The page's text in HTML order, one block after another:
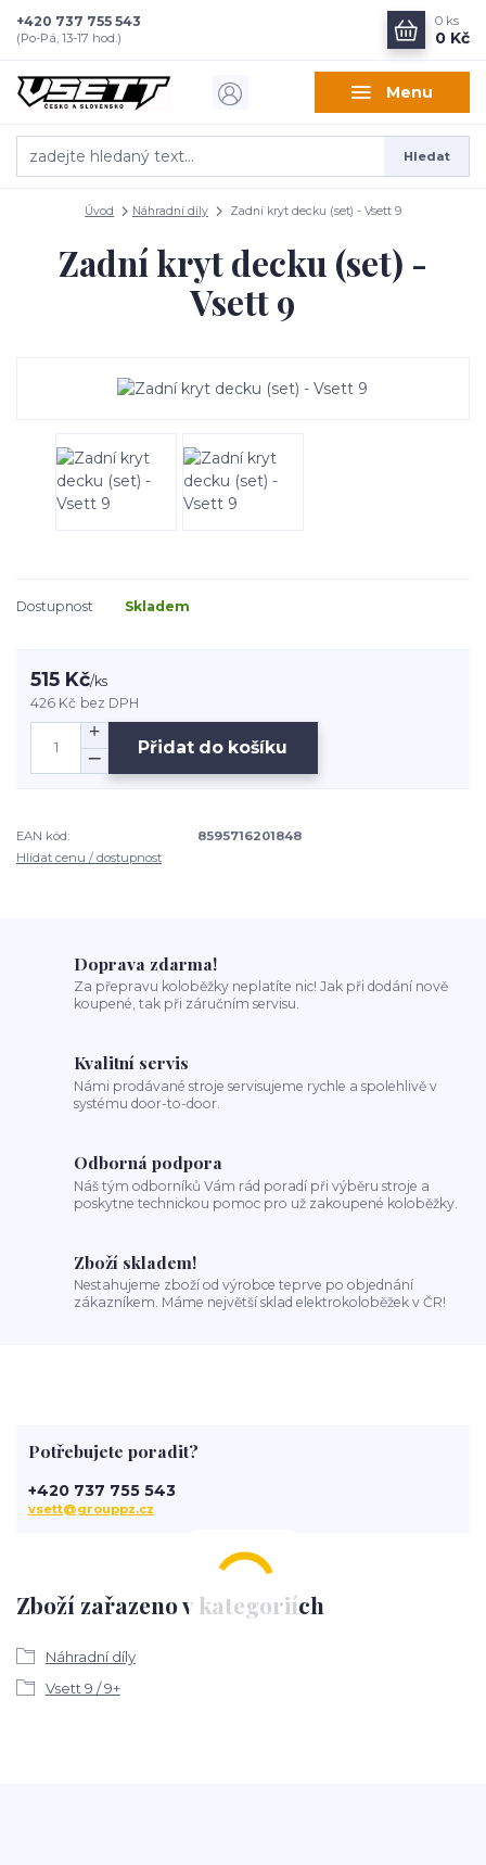
Menu
Hledat
+420 737 755 543
(Po-Pá, 13-17 hod.)
0 ks
0 Kč
Úvod Náhradní díly Zadní kryt decku (set) - Vsett 9
Zadní kryt decku (set) -
Vsett 9
Dostupnost Skladem
515 Kč/ks
426 Kč bez DPH
Přidat do košíku
EAN kód:
8595716201848
Hlídat cenu / dostupnost
Doprava zdarma!
Za přepravu koloběžky neplatíte nic! Jak při dodání nově
koupené, tak při záručním servisu.
Kvalitní servis
Námi prodávané stroje servisujeme rychle a spolehlivě v
systému door-to-door.
Odborná podpora
Náš tým odborníků Vám rád poradí při výběru stroje a
poskytne technickou pomoc pro už zakoupené koloběžky.
Zboží skladem!
Nestahujeme zboží od výrobce teprve po objednání
zákazníkem. Máme největší sklad elektrokoloběžek v ČR!
Zboží zařazeno v kategoriích
Náhradní díly
Vsett 9 / 9+
Potřebujete poradit?
+420 737 755 543
vsett@grouppz.cz